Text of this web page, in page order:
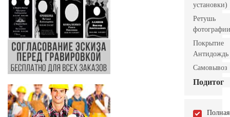
установки)
Ретушь
фотографии
Покрытие
Антидождь
Самовывоз
Подитог
Полная